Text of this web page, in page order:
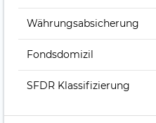
Währungsabsicherung
Fondsdomizil
SFDR Klassifizierung